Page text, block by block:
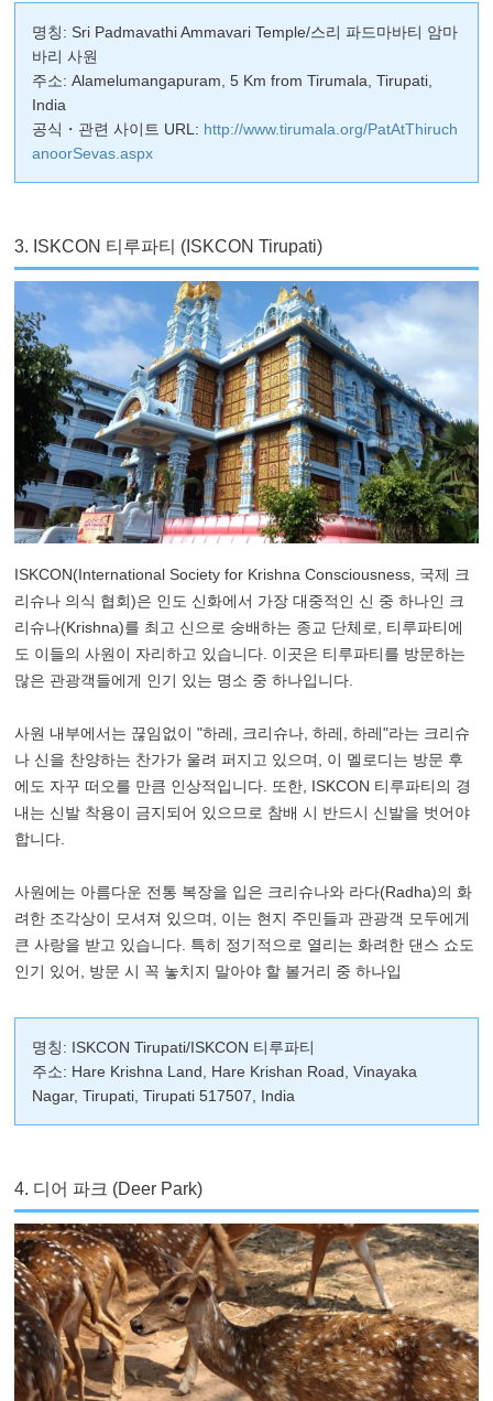
명칭: Sri Padmavathi Ammavari Temple/스리 파드마바티 암마
바리 사원
주소: Alamelumangapuram, 5 Km from Tirumala, Tirupati,
India
공식・관련 사이트 URL: http://www.tirumala.org/PatAtThiruch
anoorSevas.aspx
3. ISKCON 티루파티 (ISKCON Tirupati)
ISKCON(International Society for Krishna Consciousness, 국제 크
리슈나 의식 협회)은 인도 신화에서 가장 대중적인 신 중 하나인 크
리슈나(Krishna)를 최고 신으로 숭배하는 종교 단체로, 티루파티에
도 이들의 사원이 자리하고 있습니다. 이곳은 티루파티를 방문하는
많은 관광객들에게 인기 있는 명소 중 하나입니다.
사원 내부에서는 끊임없이 "하레, 크리슈나, 하레, 하레"라는 크리슈
나 신을 찬양하는 찬가가 울려 퍼지고 있으며, 이 멜로디는 방문 후
에도 자꾸 떠오를 만큼 인상적입니다. 또한, ISKCON 티루파티의 경
내는 신발 착용이 금지되어 있으므로 참배 시 반드시 신발을 벗어야
합니다.
사원에는 아름다운 전통 복장을 입은 크리슈나와 라다(Radha)의 화
려한 조각상이 모셔져 있으며, 이는 현지 주민들과 관광객 모두에게
큰 사랑을 받고 있습니다. 특히 정기적으로 열리는 화려한 댄스 쇼도
인기 있어, 방문 시 꼭 놓치지 말아야 할 볼거리 중 하나입
명칭: ISKCON Tirupati/ISKCON 티루파티
주소: Hare Krishna Land, Hare Krishan Road, Vinayaka
Nagar, Tirupati, Tirupati 517507, India
4. 디어 파크 (Deer Park)